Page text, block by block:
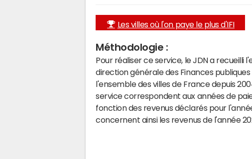
Les villes où l'on paye le plus d'IFI
Méthodologie :
Pour réaliser ce service, le JDN a recueilli
direction générale des Finances
l'ensemble des villes de France depuis
service correspondent aux années de
fonction des revenus déclarés pour
concernent ainsi les revenus de l'année